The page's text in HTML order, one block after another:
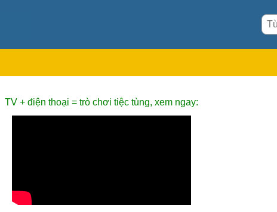
TV + điện thoại = trò chơi tiệc tùng, xem ngay: